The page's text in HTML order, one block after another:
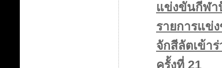
แข่งขันกีฬา
รายการแข่
จักสีลัตเข้า
ครั้งที่ 21